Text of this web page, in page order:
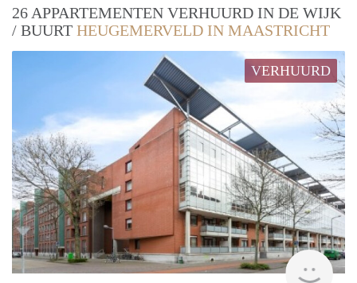
26 APPARTEMENTEN VERHUURD IN DE WIJK
/ BUURT HEUGEMERVELD IN MAASTRICHT
VERHUURD